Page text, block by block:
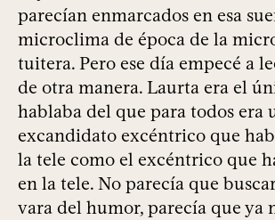
parecían enmarcados en esa
microclima de época de la
tuitera. Pero ese día empecé a
de otra manera. Laurta era el
hablaba del que para todos era
excandidato excéntrico que
la tele como el excéntrico que
en la tele. No parecía que
vara del humor, parecía que ya